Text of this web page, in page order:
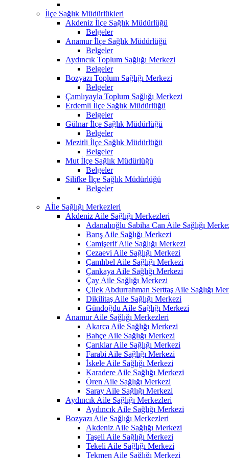
İlçe Sağlık Müdürlükleri
Akdeniz İlçe Sağlık Müdürlüğü
Belgeler
Anamur İlçe Sağlık Müdürlüğü
Belgeler
Aydıncık Toplum Sağlığı Merkezi
Belgeler
Bozyazı Toplum Sağlığı Merkezi
Belgeler
Çamlıyayla Toplum Sağlığı Merkezi
Erdemli İlçe Sağlık Müdürlüğü
Belgeler
Gülnar İlçe Sağlık Müdürlüğü
Belgeler
Mezitli İlçe Sağlık Müdürlüğü
Belgeler
Mut İlçe Sağlık Müdürlüğü
Belgeler
Silifke İlçe Sağlık Müdürlüğü
Belgeler
Aİle Sağlığı Merkezleri
Akdeniz Aile Sağlığı Merkezleri
Adanalıoğlu Sabiha Can Aile Sağlığı
Barış Aile Sağlığı Merkezi
Camişerif Aile Sağlığı Merkezi
Cezaevi Aile Sağlığı Merkezi
Çamlıbel Aile Sağlığı Merkezi
Çankaya Aile Sağlığı Merkezi
Çay Aile Sağlığı Merkezi
Çilek Abdurrahman Serttaş Aile Sağlığı
Dikilitaş Aile Sağlığı Merkezi
Gündoğdu Aile Sağlığı Merkezi
Anamur Aile Sağlığı Merkezleri
Akarca Aile Sağlığı Merkezi
Bahçe Aile Sağlığı Merkezi
Çarıklar Aile Sağlığı Merkezi
Farabi Aile Sağlığı Merkezi
İskele Aile Sağlığı Merkezi
Karadere Aile Sağlığı Merkezi
Ören Aile Sağlığı Merkezi
Saray Aile Sağlığı Merkezi
Aydıncık Aile Sağlığı Merkezleri
Aydıncık Aile Sağlığı Merkezi
Bozyazı Aile Sağlığı Merkezleri
Akdeniz Aile Sağlığı Merkezi
Taşeli Aile Sağlığı Merkezi
Tekeli Aile Sağlığı Merkezi
Tekmen Aile Sağlığı Merkezi